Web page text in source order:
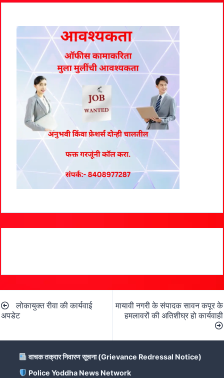
navigation
लोकायुक्त रीवा की कार्यवाई
अपडेट
मायावी नगरी के संपादक सावन कपूर के
हमलावरों की अतिशीघ्र हो कार्यवाही
वाचक तक्रार निवारण सूचना (Grievance Redressal Notice)
Police Yoddha News Network